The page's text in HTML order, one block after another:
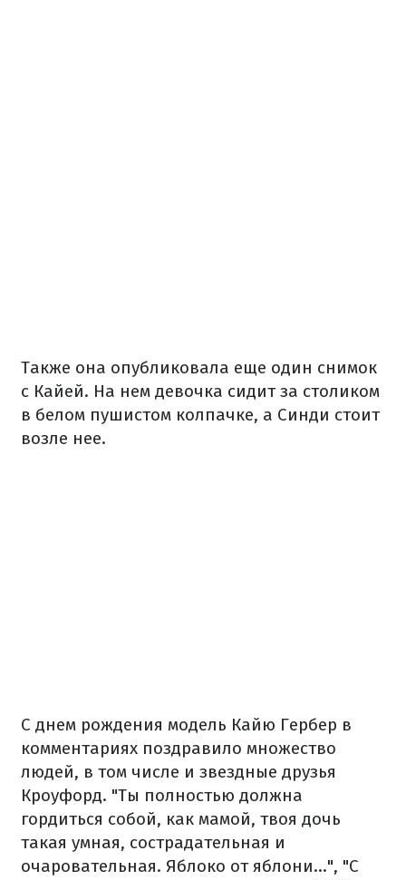
Также она опубликовала еще один снимок
с Кайей. На нем девочка сидит за столиком
в белом пушистом колпачке, а Синди стоит
возле нее.
С днем рождения модель Кайю Гербер в
комментариях поздравило множество
людей, в том числе и звездные друзья
Кроуфорд. "Ты полностью должна
гордиться собой, как мамой, твоя дочь
такая умная, сострадательная и
очаровательная. Яблоко от яблони...", "С